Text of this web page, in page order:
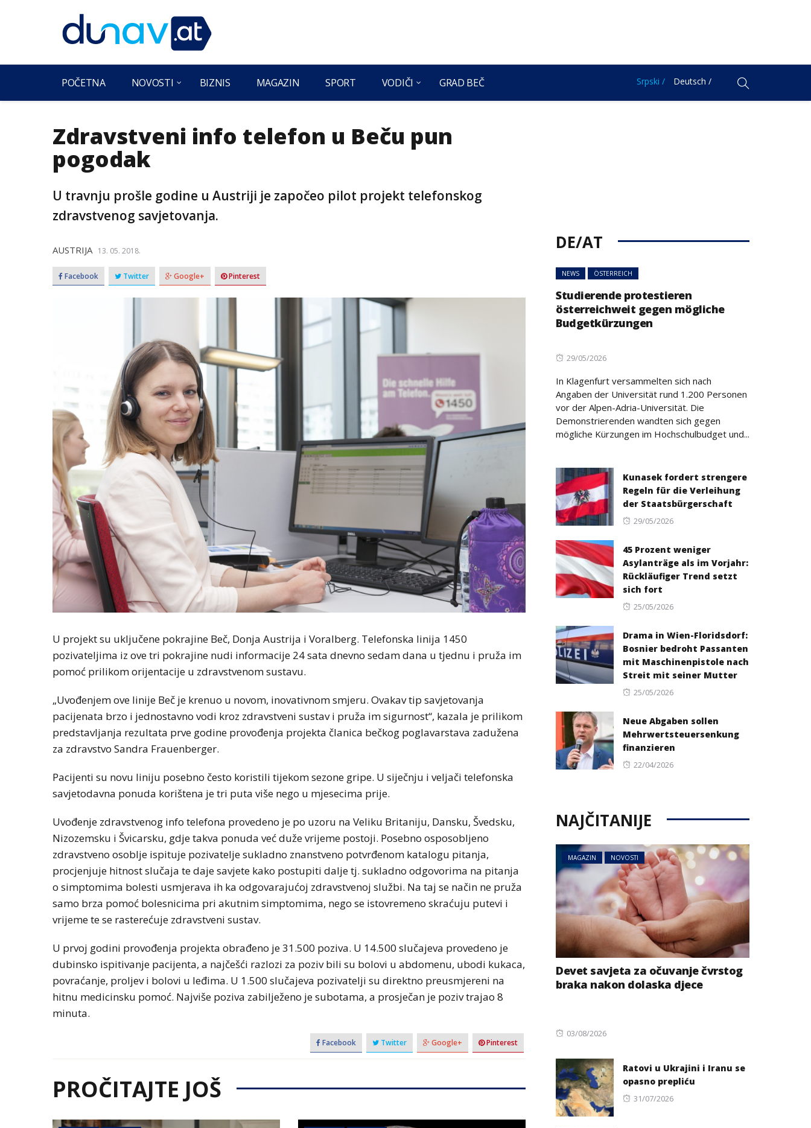
POČETNA NOVOSTI BIZNIS MAGAZIN SPORT VODIČI GRAD BEČ Srpski / Deutsch /
Zdravstveni info telefon u Beču pun
pogodak
U travnju prošle godine u Austriji je započeo pilot projekt telefonskog
zdravstvenog savjetovanja.
AUSTRIJA 13. 05. 2018.
Facebook Twitter Google+ Pinterest
U projekt su uključene pokrajine Beč, Donja Austrija i Voralberg. Telefonska linija 1450
pozivateljima iz ove tri pokrajine nudi informacije 24 sata dnevno sedam dana u tjednu i pruža im
pomoć prilikom orijentacije u zdravstvenom sustavu.
„Uvođenjem ove linije Beč je krenuo u novom, inovativnom smjeru. Ovakav tip savjetovanja
pacijenata brzo i jednostavno vodi kroz zdravstveni sustav i pruža im sigurnost“, kazala je prilikom
predstavljanja rezultata prve godine provođenja projekta članica bečkog poglavarstava zadužena
za zdravstvo Sandra Frauenberger.
Pacijenti su novu liniju posebno često koristili tijekom sezone gripe. U siječnju i veljači telefonska
savjetodavna ponuda korištena je tri puta više nego u mjesecima prije.
Uvođenje zdravstvenog info telefona provedeno je po uzoru na Veliku Britaniju, Dansku, Švedsku,
Nizozemsku i Švicarsku, gdje takva ponuda već duže vrijeme postoji. Posebno osposobljeno
zdravstveno osoblje ispituje pozivatelje sukladno znanstveno potvrđenom katalogu pitanja,
procjenjuje hitnost slučaja te daje savjete kako postupiti dalje tj. sukladno odgovorima na pitanja
o simptomima bolesti usmjerava ih ka odgovarajućoj zdravstvenoj službi. Na taj se način ne pruža
samo brza pomoć bolesnicima pri akutnim simptomima, nego se istovremeno skraćuju putevi i
vrijeme te se rasterećuje zdravstveni sustav.
U prvoj godini provođenja projekta obrađeno je 31.500 poziva. U 14.500 slučajeva provedeno je
dubinsko ispitivanje pacijenta, a najčešći razlozi za poziv bili su bolovi u abdomenu, ubodi kukaca,
povraćanje, proljev i bolovi u leđima. U 1.500 slučajeva pozivatelji su direktno preusmjereni na
hitnu medicinsku pomoć. Najviše poziva zabilježeno je subotama, a prosječan je poziv trajao 8
minuta.
Facebook Twitter Google+ Pinterest
PROČITAJTE JOŠ
DE/AT
NEWS ÖSTERREICH
Studierende protestieren
österreichweit gegen mögliche
Budgetkürzungen
Posted
29/05/2026
In Klagenfurt versammelten sich nach
Angaben der Universität rund 1.200 Personen
vor der Alpen-Adria-Universität. Die
Demonstrierenden wandten sich gegen
mögliche Kürzungen im Hochschulbudget und...
Kunasek fordert strengere
Regeln für die Verleihung
der Staatsbürgerschaft
Posted
29/05/2026
45 Prozent weniger
Asylanträge als im Vorjahr:
Rückläufiger Trend setzt
sich fort
Posted
25/05/2026
Drama in Wien-Floridsdorf:
Bosnier bedroht Passanten
mit Maschinenpistole nach
Streit mit seiner Mutter
Posted
25/05/2026
Neue Abgaben sollen
Mehrwertsteuersenkung
finanzieren
Posted
22/04/2026
NAJČITANIJE
MAGAZIN NOVOSTI
Devet savjeta za očuvanje čvrstog
braka nakon dolaska djece
Posted
03/08/2026
Ratovi u Ukrajini i Iranu se
opasno prepliću
Posted
31/07/2026